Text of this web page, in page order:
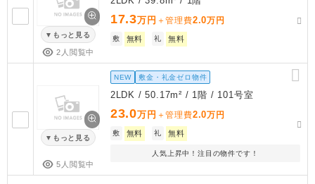
もっと見る
2人閲覧中
17.3万円 ＋管理費2.0万円
敷 無料 礼 無料
もっと見る
5人閲覧中
NEW 敷金・礼金ゼロ物件
2LDK / 50.17m² / 1階 / 101号室
23.0万円 ＋管理費2.0万円
敷 無料 礼 無料
人気上昇中！注目の物件です！